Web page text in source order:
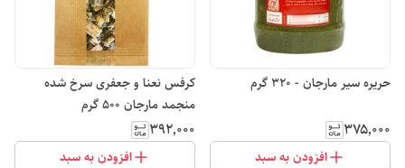
حریره سیر مارجان - 320 گرم
۳۷۵٬۰۰۰
افزودن به سبد
کرفس نعنا و جعفری سرخ شده
منجمد مارجان 500 گرم
۳۹۲٬۰۰۰
افزودن به سبد